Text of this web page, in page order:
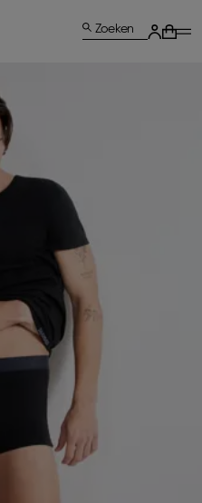
Zoeken